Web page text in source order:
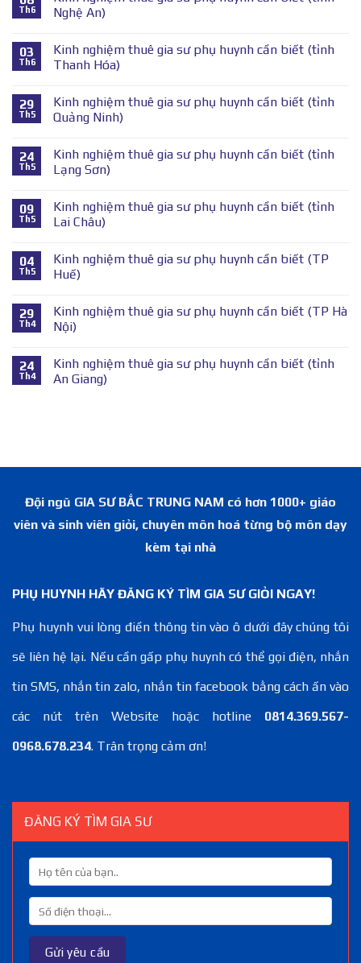
Th6
Nghệ An)
03
Th6
Kinh nghiệm thuê gia sư phụ huynh cần biết (tỉnh
Thanh Hóa)
29
Th5
Kinh nghiệm thuê gia sư phụ huynh cần biết (tỉnh
Quảng Ninh)
24
Th5
Kinh nghiệm thuê gia sư phụ huynh cần biết (tỉnh
Lạng Sơn)
09
Th5
Kinh nghiệm thuê gia sư phụ huynh cần biết (tỉnh
Lai Châu)
04
Th5
Kinh nghiệm thuê gia sư phụ huynh cần biết (TP
Huế)
29
Th4
Kinh nghiệm thuê gia sư phụ huynh cần biết (TP Hà
Nội)
24
Th4
Kinh nghiệm thuê gia sư phụ huynh cần biết (tỉnh
An Giang)
Đội ngũ GIA SƯ BẮC TRUNG NAM có hơn 1000+ giáo
viên và sinh viên giỏi, chuyên môn hoá từng bộ môn dạy
kèm tại nhà
PHỤ HUYNH HÃY ĐĂNG KÝ TÌM GIA SƯ GIỎI NGAY!
Phụ huynh vui lòng điền thông tin vào ô dưới đây chúng tôi
sẽ liên hệ lại. Nếu cần gấp phụ huynh có thể gọi điện, nhắn
tin SMS, nhắn tin zalo, nhắn tin facebook bằng cách ấn vào
các nút trên Website hoặc hotline 0814.369.567-
0968.678.234. Trân trọng cảm ơn!
ĐĂNG KÝ TÌM GIA SƯ